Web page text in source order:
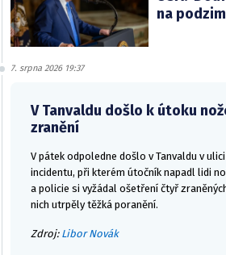
na
7. srpna 2026 19:37
V Tanvaldu došlo k útoku
zranění
V pátek odpoledne došlo v Tanvaldu v
incidentu, při kterém útočník napadl lidi
a policie si vyžádal ošetření čtyř
nich utrpěly těžká poranění.
Zdroj: Libor Novák